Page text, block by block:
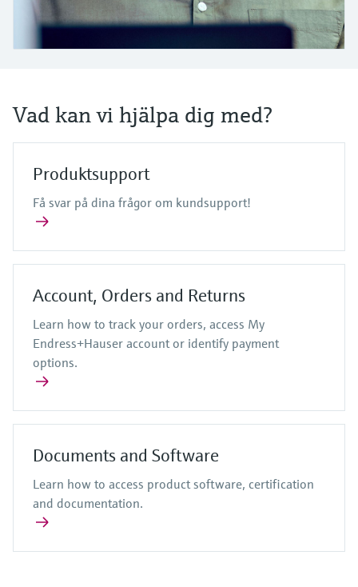
Device Viewer
Hitta produktspecifik information och
dokumentation
Hitta reservdelar efter produktrot, orderkod
eller serienummer
Handla allt
Microwave transmission
measurement
Handla allt
Vad kan vi hjälpa dig med?
Produktsupport
Få svar på dina frågor om kundsupport!
Account, Orders and Returns
Learn how to track your orders, access My
Endress+Hauser account or identify payment
options.
Documents and Software
Learn how to access product software, certification
and documentation.